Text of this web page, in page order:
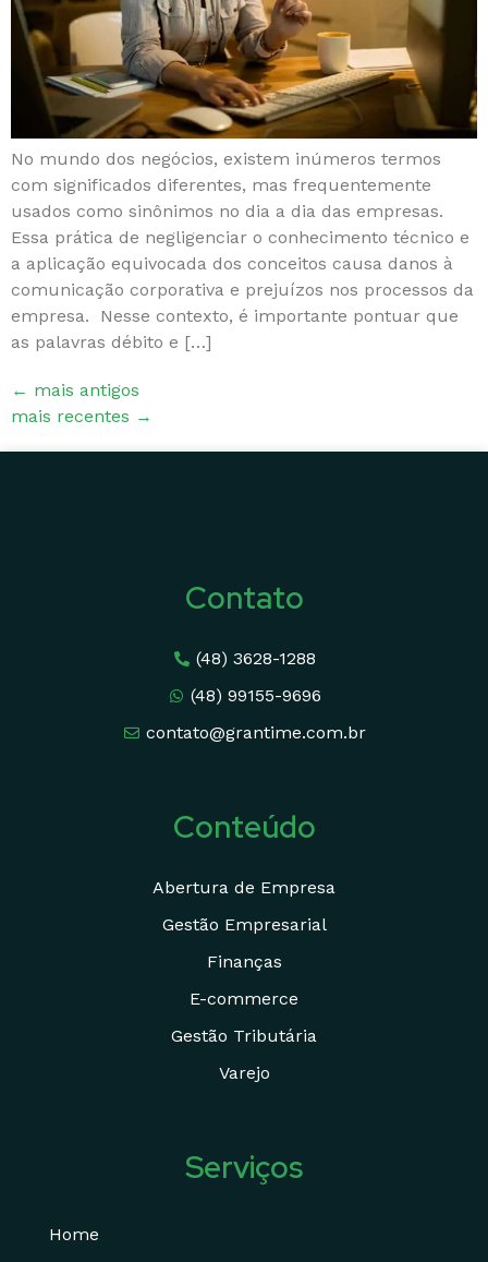
No mundo dos negócios, existem inúmeros termos
com significados diferentes, mas frequentemente
usados como sinônimos no dia a dia das empresas.
Essa prática de negligenciar o conhecimento técnico e
a aplicação equivocada dos conceitos causa danos à
comunicação corporativa e prejuízos nos processos da
empresa. Nesse contexto, é importante pontuar que
as palavras débito e […]
← mais antigos
mais recentes →
Contato
(48) 3628-1288
(48) 99155-9696
contato@grantime.com.br
Conteúdo
Abertura de Empresa
Gestão Empresarial
Finanças
E-commerce
Gestão Tributária
Varejo
Serviços
Home